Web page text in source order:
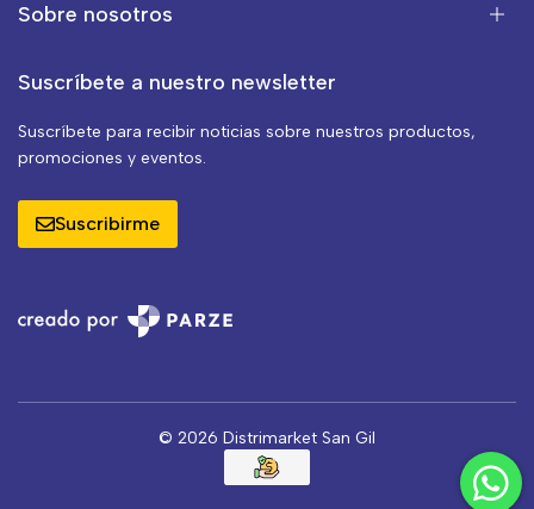
Sobre nosotros
Suscríbete a nuestro newsletter
Suscríbete para recibir noticias sobre nuestros productos,
promociones y eventos.
Suscribirme
© 2026 Distrimarket San Gil